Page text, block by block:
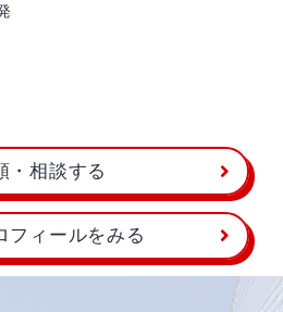
・相談する
フィールをみる